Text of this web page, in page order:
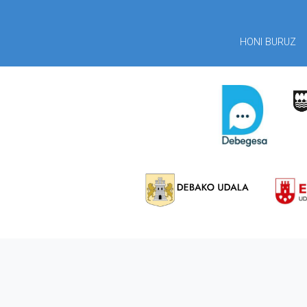
HONI BURUZ